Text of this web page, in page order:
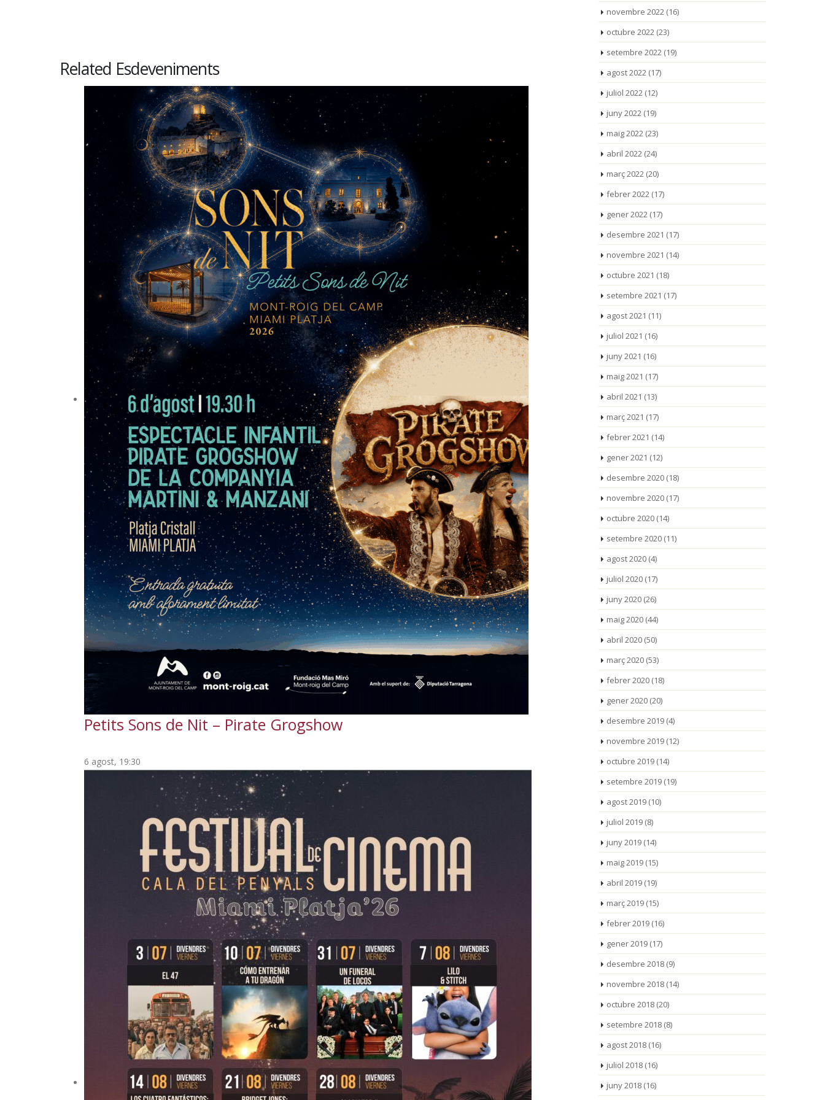
Related Esdeveniments
Petits Sons de Nit – Pirate Grogshow
6 agost, 19:30
novembre 2022(16)
octubre 2022(23)
setembre 2022(19)
agost 2022(17)
juliol 2022(12)
juny 2022(19)
maig 2022(23)
abril 2022(24)
març 2022(20)
febrer 2022(17)
gener 2022(17)
desembre 2021 (17)
novembre 2021 (14)
octubre 2021 (18)
setembre 2021 (17)
agost 2021 (11)
juliol 2021 (16)
juny 2021 (16)
maig 2021 (17)
abril 2021 (13)
març 2021 (17)
febrer 2021 (14)
gener 2021 (12)
desembre 2020(18)
novembre 2020(17)
octubre 2020(14)
setembre 2020(11)
agost 2020(4)
juliol 2020(17)
juny 2020(26)
maig 2020(44)
abril 2020(50)
març 2020(53)
febrer 2020(18)
gener 2020(20)
desembre 2019(4)
novembre 2019(12)
octubre 2019(14)
setembre 2019(19)
agost 2019(10)
juliol 2019(8)
juny 2019(14)
maig 2019(15)
abril 2019(19)
març 2019(15)
febrer 2019(16)
gener 2019(17)
desembre 2018(9)
novembre 2018(14)
octubre 2018(20)
setembre 2018(8)
agost 2018(16)
juliol 2018(16)
juny 2018(16)